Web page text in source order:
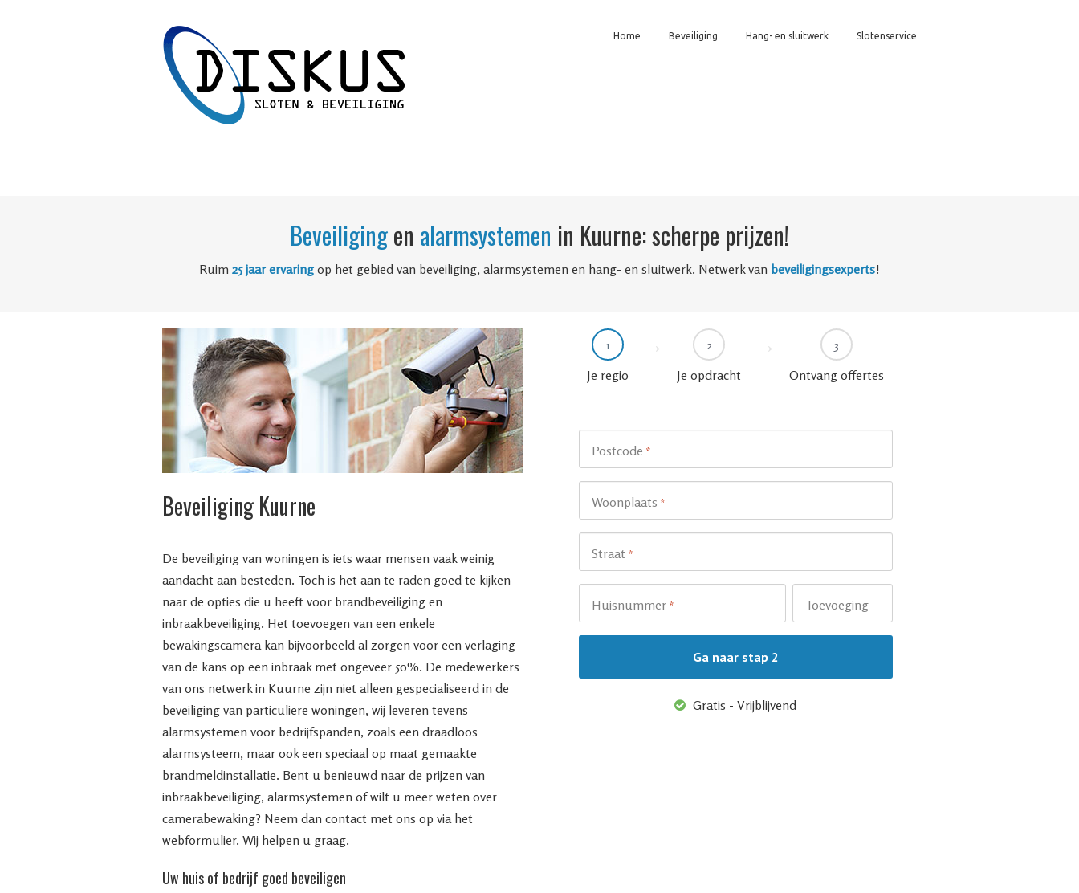
Home Beveiliging Hang- en sluitwerk Slotenservice
Beveiligingen alarmsystemen in Kuurne: scherpe prijzen!
Ruim 25 jaar ervaringop het gebied van beveiliging, alarmsystemen en hang- en sluitwerk. Netwerk van beveiligingsexperts!
Beveiliging Kuurne
De beveiliging van woningen is iets waar mensen vaak weinig
aandacht aan besteden. Toch is het aan te raden goed te kijken
naar de opties die u heeft voor brandbeveiliging en
inbraakbeveiliging. Het toevoegen van een enkele
bewakingscamera kan bijvoorbeeld al zorgen voor een verlaging
van de kans op een inbraak met ongeveer 50%. De medewerkers
van ons netwerk in Kuurne zijn niet alleen gespecialiseerd in de
beveiliging van particuliere woningen, wij leveren tevens
alarmsystemen voor bedrijfspanden, zoals een draadloos
alarmsysteem, maar ook een speciaal op maat gemaakte
brandmeldinstallatie. Bent u benieuwd naar de prijzen van
inbraakbeveiliging, alarmsystemen of wilt u meer weten over
camerabewaking? Neem dan contact met ons op via het
webformulier. Wij helpen u graag.
Uw huis of bedrijf goed beveiligen
1
Je regio
2
Je opdracht
3
Ontvang offertes
Postcode *
Woonplaats *
Straat *
Huisnummer * Toevoeging
Gratis - Vrijblijvend